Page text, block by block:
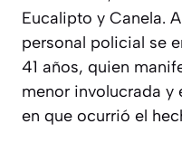
Eucalipto y Canela.
personal policial se
41 años, quien
menor involucrada y
en que ocurrió el